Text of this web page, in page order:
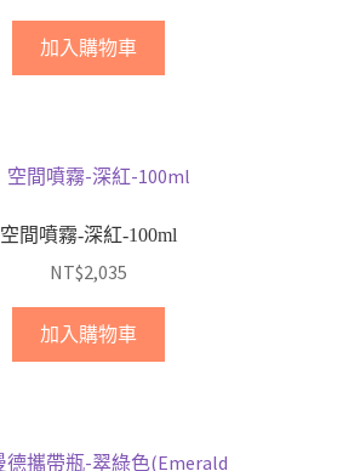
加入購物車
空間噴霧-深紅-100ml
NT$2,035
加入購物車